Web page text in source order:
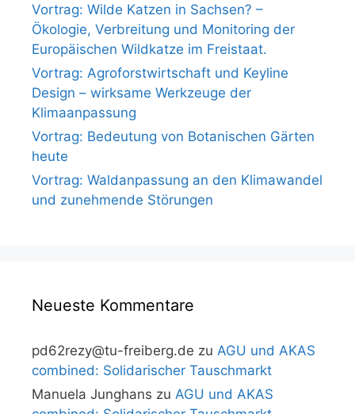
Vortrag: Wilde Katzen in Sachsen? –
Ökologie, Verbreitung und Monitoring der
Europäischen Wildkatze im Freistaat.
Vortrag: Agroforstwirtschaft und Keyline
Design – wirksame Werkzeuge der
Klimaanpassung
Vortrag: Bedeutung von Botanischen Gärten
heute
Vortrag: Waldanpassung an den Klimawandel
und zunehmende Störungen
Neueste Kommentare
pd62rezy@tu-freiberg.de zu AGU und AKAS
combined: Solidarischer Tauschmarkt
Manuela Junghans zu AGU und AKAS